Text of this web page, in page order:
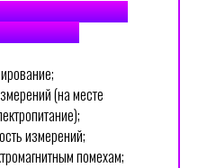
ОПТИЧЕСКИХ
(на месте
измерений;
помехам;